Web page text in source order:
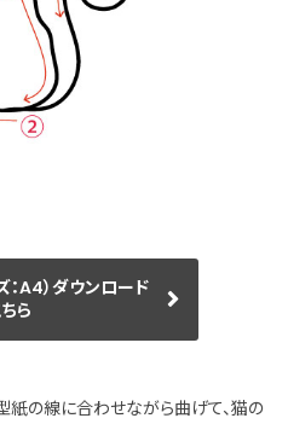
：A4）ダウンロード
ら
紙の線に合わせながら曲げて、猫の